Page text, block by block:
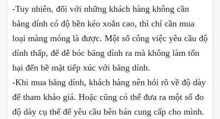
-Tuy nhiên, đối với những khách hàng không cần
băng dính có độ bền kéo xoắn cao, thì chỉ cần mua
loại màng mỏng là được. Một số công việc yêu cầu độ
dính thấp, để dễ bóc băng dính ra mà không làm tổn
hại đến bề mặt tiếp xúc với băng dính.
-Khi mua băng dính, khách hàng nên hỏi rõ về độ dày
để tham khảo giá. Hoặc cũng có thể đưa ra một số đo
độ dày cụ thể để yêu cầu bên bán cung cấp cho mình.